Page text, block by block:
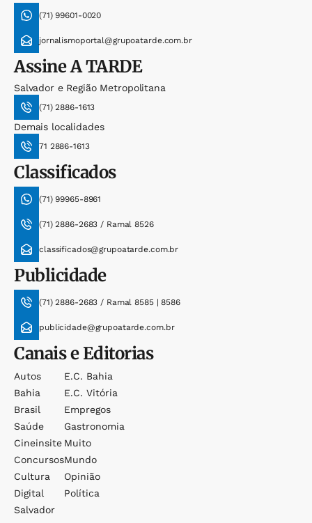
(71) 99601-0020
jornalismoportal@grupoatarde.com.br
AssineA TARDE
Salvador e Região Metropolitana
(71) 2886-1613
Demais localidades
71 2886-1613
Classificados
(71) 99965-8961
(71) 2886-2683 / Ramal 8526
classificados@grupoatarde.com.br
Publicidade
(71) 2886-2683 / Ramal 8585 | 8586
publicidade@grupoatarde.com.br
Canais e Editorias
Autos
Bahia
Brasil
Saúde
Cineinsite
Concursos
Cultura
Digital
Salvador
E.c. Bahia
E.c. Vitória
Empregos
Gastronomia
Muito
Mundo
Opinião
Política